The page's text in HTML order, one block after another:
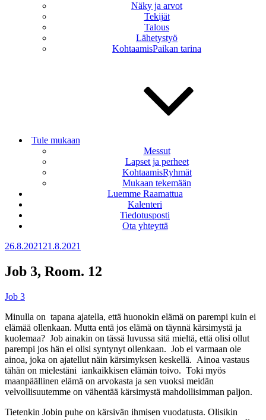
Näky ja arvot
Tekijät
Talous
Lähetystyö
KohtaamisPaikan tarina
Tule mukaan
Messut
Lapset ja perheet
KohtaamisRyhmät
Mukaan tekemään
Luemme Raamattua
Kalenteri
Tiedotusposti
Ota yhteyttä
Julkaistu
26.8.2021 21.8.2021
Job 3, Room. 12
Job 3
Minulla on tapana ajatella, että huonokin elämä on parempi kuin ei
elämää ollenkaan. Mutta entä jos elämä on täynnä kärsimystä ja
kuolemaa? Job ainakin on tässä luvussa sitä mieltä, että olisi ollut
parempi jos hän ei olisi syntynyt ollenkaan. Job ei varmaan ole
ainoa, joka on ajatellut näin kärsimyksen keskellä. Ainoa vastaus
tähän on mielestäni iankaikkisen elämän toivo. Toki myös
maanpäällinen elämä on arvokasta ja sen vuoksi meidän
velvollisuutemme on vähentää kärsimystä mahdollisimman paljon.
Tietenkin Jobin puhe on kärsivän ihmisen vuodatusta. Olisikin